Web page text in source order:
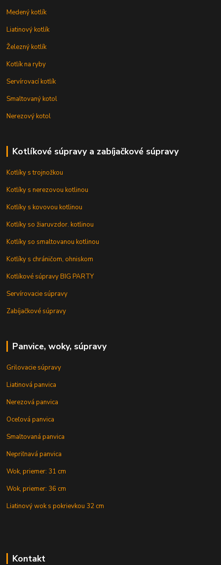
Medený kotlík
Liatinový kotlík
Železný kotlík
Kotlík na ryby
Servírovací kotlík
Smaltovaný kotol
Nerezový kotol
Kotlíkové súpravy a zabíjačkové súpravy
Kotlíky s trojnožkou
Kotlíky s nerezovou kotlinou
Kotlíky s kovovou kotlinou
Kotlíky so žiaruvzdor. kotlinou
Kotlíky so smaltovanou kotlinou
Kotlíky s chráničom, ohniskom
Kotlíkové súpravy BIG PARTY
Servírovacie súpravy
Zabíjačkové súpravy
Panvice, woky, súpravy
Grilovacie súpravy
Liatinová panvica
Nerezová panvica
Oceľová panvica
Smaltovaná panvica
Nepriľnavá panvica
Wok, priemer: 31 cm
Wok, priemer: 36 cm
Liatinový wok s pokrievkou 32 cm
Kontakt